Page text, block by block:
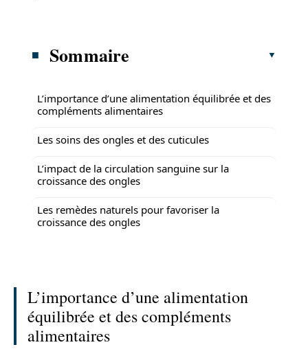
Sommaire
L’importance d’une alimentation équilibrée et des
compléments alimentaires
Les soins des ongles et des cuticules
L’impact de la circulation sanguine sur la
croissance des ongles
Les remèdes naturels pour favoriser la
croissance des ongles
L’importance d’une alimentation
équilibrée et des compléments
alimentaires